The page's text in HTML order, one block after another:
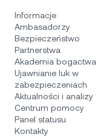
Informacje
Ambasadorzy
Bezpieczeństwo
Partnerstwa
Akademia bogactwa
Ujawnianie luk w
zabezpieczeniach
Aktualności i analizy
Centrum pomocy
Panel statusu
Kontakty